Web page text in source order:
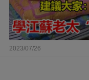
2023/07/26